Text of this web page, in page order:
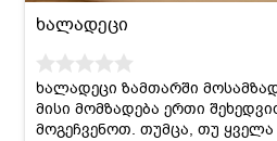
ხალადეცი
ხალადეცი ზამთარში
მისი მომზადება ერთი
მოგეჩვენოთ. თუმცა, თუ